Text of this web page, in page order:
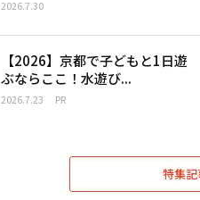
2026.7.30
【2026】京都で子どもと1日遊
ぶならここ！水遊び...
2026.7.23 PR
特集